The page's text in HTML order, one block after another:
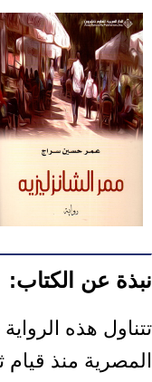
نبذة عن الكتاب:
تتناول هذه